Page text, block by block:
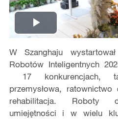
Play
Video
W Szanghaju
Robotów Inteligentnych
17 konkurencjach,
przemysłowa,
rehabilitacja. Roboty
umiejętności i w wielu